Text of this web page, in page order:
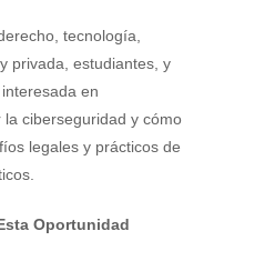
tecnología,
privada, estudiantes, y
en
ciberseguridad y cómo
legales y prácticos de
Oportunidad